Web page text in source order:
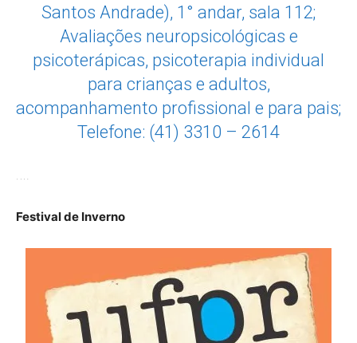
Santos Andrade), 1° andar, sala 112;
Avaliações neuropsicológicas e
psicoterápicas, psicoterapia individual
para crianças e adultos,
acompanhamento profissional e para pais;
Telefone: (41) 3310 – 2614
….
Festival de Inverno